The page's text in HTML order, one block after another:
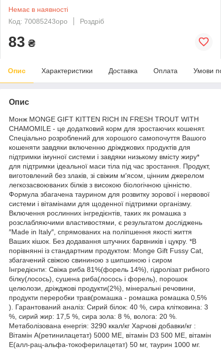
Немає в наявності
Код: 70085243opo
Роздріб
83 ₴
Опис Характеристики Доставка Оплата Умови
Опис
Монж MONGE GIFT KITTEN RICH IN FRESH TROUT WITH
CHAMOMILE - це додатковий корм для зростаючих кошенят.
Спеціально розроблений для хорошого самопочуття Вашого
кошеняти завдяки включенню дріжджових продуктів для
підтримки імунної системи і завдяки низькому вмісту жиру*
для підтримки ідеальної маси тіла під час зростання. Продукт,
виготовлений без злаків, зі свіжим м′ясом, цінним джерелом
легкозасвоюваних білків з високою біологічною цінністю.
Формула збагачена таурином для розвитку зорової і нервової
системи і вітамінами для щоденної підтримки організму.
Включення рослинних інгредієнтів, таких як ромашка з
розслабляючими властивостями, є результатом досліджень
″Made in Italy″, спрямованих на поліпшення якості життя
Ваших кішок. Без додавання штучних барвників і цукру. *В
порівнянні із стандартним продуктом: Monge Gift Fussy Cat,
збагачений свіжою свининою з шипшиною і сиром
Інгредієнти: Свіжа риба 81%(форель 14%), гідролізат рибного
білку(лосось), сушена риба(лосось і форель), порошок
целюлози, дріжджові продукти(2%), мінеральні речовини,
продукти переробки трав(ромашка - ромашка ромашка 0,5%
). Гарантований аналіз: Сирий білок: 40 %, сира клітковина: 3
%, сирий жир: 17,5 %, сира зола: 8 %, волога: 20 %.
Метаболізована енергія: 3290 ккал/кг Харчові добавки/кг :
Вітамін А(ретинилацетат) 5000 МЕ, вітамін D3 500 МЕ, вітамін
Е(алл-рац-альфа-токоферилацетат) 50 мг, таурин 1000 мг.